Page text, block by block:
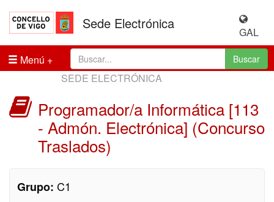
Sede Electrónica
GAL
Menú
Buscar
SEDE ELECTRÓNICA
Programador/a Informática [113
- Admón. Electrónica] (Concurso
Traslados)
Grupo: C1